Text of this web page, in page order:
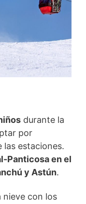
durante la
por
las estaciones.
Panticosa en el
y Astún.
nieve con los